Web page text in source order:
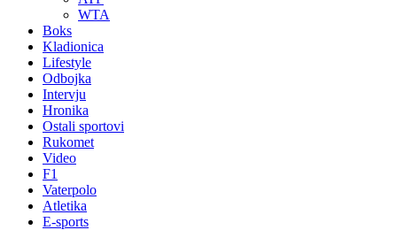
WTA
Boks
Kladionica
Lifestyle
Odbojka
Intervju
Hronika
Ostali sportovi
Rukomet
Video
F1
Vaterpolo
Atletika
E-sports